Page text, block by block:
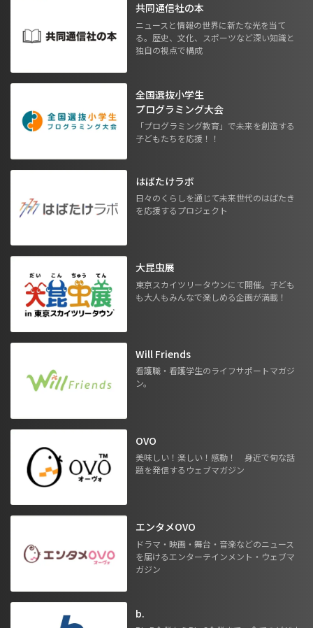
共同通信社の本
ニュースと情報の世界に新たな光を当て
る。歴史、文化、スポーツなど深い知識と
独自の視点で構成
全国選抜小学生
プログラミング大会
「プログラミング教育」で未来を創造する
子どもたちを応援！！
はばたけラボ
日々のくらしを通じて未来世代のはばたき
を応援するプロジェクト
大昆虫展
東京スカイツリータウンにて開催。子ども
も大人もみんなで楽しめる企画が満載！
Will Friends
看護職・看護学生のライフサポートマガジ
ン。
OVO
美味しい！楽しい！感動！ 身近で旬な話
題を発信するウェブマガジン
エンタメOVO
ドラマ・映画・舞台・音楽などのニュース
を届けるエンターテインメント・ウェブマ
ガジン
b.